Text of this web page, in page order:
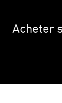
Acheter